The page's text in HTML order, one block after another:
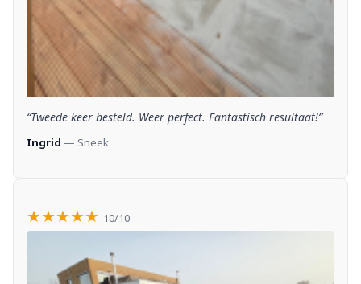
“Tweede keer besteld. Weer perfect. Fantastisch resultaat!”
Ingrid — Sneek
★★★★★ 10/10